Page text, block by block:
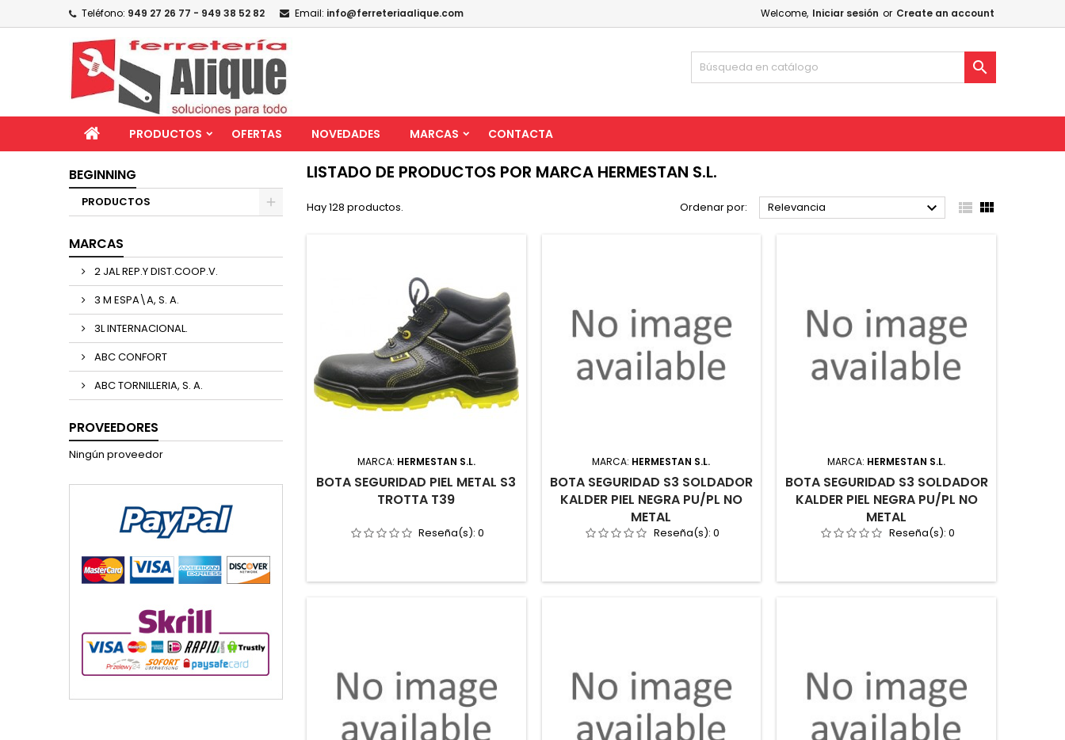
Teléfono: 949 27 26 77 - 949 38 52 82 Email: info@ferreteriaalique.com Welcome, Iniciar sesión or Create an account

PRODUCTOS OFERTAS NOVEDADES MARCAS CONTACTA
BEGINNING
PRODUCTOS
MARCAS
2 JAL REP.Y DIST.COOP.V.
3 M ESPA\A, S. A.
3L INTERNACIONAL.
ABC CONFORT
ABC TORNILLERIA, S. A.
PROVEEDORES
Ningún proveedor
LISTADO DE PRODUCTOS POR MARCA HERMESTAN S.L.
Hay 128 productos. Ordenar por: Relevancia   
MARCA: HERMESTAN S.L.
BOTA SEGURIDAD PIEL METAL S3
TROTTA T39
Reseña(s):0
MARCA: HERMESTAN S.L.
BOTA SEGURIDAD S3 SOLDADOR
KALDER PIEL NEGRA PU/PL NO
METAL
Reseña(s): 0
MARCA: HERMESTAN S.L.
BOTA SEGURIDAD S3 SOLDADOR
KALDER PIEL NEGRA PU/PL NO
METAL
Reseña(s): 0